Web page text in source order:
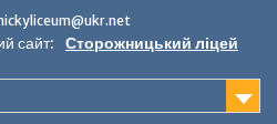
сайт: Сторожницький ліцей